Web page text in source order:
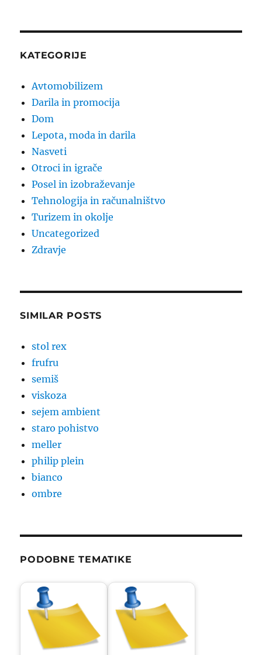
KATEGORIJE
Avtomobilizem
Darila in promocija
Dom
Lepota, moda in darila
Nasveti
Otroci in igrače
Posel in izobraževanje
Tehnologija in računalništvo
Turizem in okolje
Uncategorized
Zdravje
SIMILAR POSTS
stol rex
frufru
semiš
viskoza
sejem ambient
staro pohistvo
meller
philip plein
bianco
ombre
PODOBNE TEMATIKE